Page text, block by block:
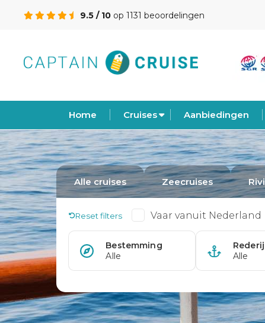
9.5 / 10 op 1131 beoordelingen
Home Cruises Aanbiedingen